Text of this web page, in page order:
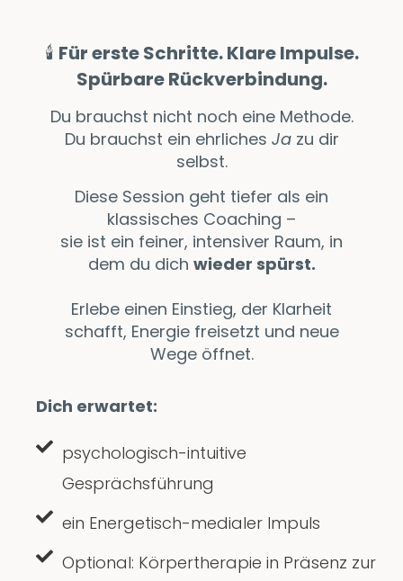
🕯 Für erste Schritte. Klare Impulse.
Spürbare Rückverbindung.
Du brauchst nicht noch eine Methode.
Du brauchst ein ehrliches Jazu dir
selbst.
Diese Session geht tiefer als ein
klassisches Coaching –
sie ist ein feiner, intensiver Raum, in
dem du dich wieder spürst.
Erlebe einen Einstieg, der Klarheit
schafft, Energie freisetzt und neue
Wege öffnet.
Dich erwartet:
psychologisch-intuitive
Gesprächsführung
ein Energetisch-medialer Impuls
Optional: Körpertherapie in Präsenz zur